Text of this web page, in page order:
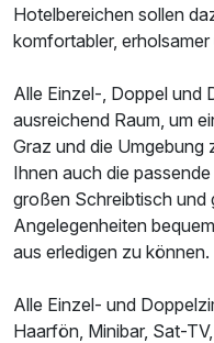
Ausstattung
Zusatznächte
Für 2 Tage
Hotelbereichen sollen
komfortabler,
Alle Einzel-, Doppel und
ausreichend Raum, um
Graz und die Umgebung
Ihnen auch die
großen Schreibtisch und
Angelegenheiten
aus erledigen zu können.
Alle Einzel- und
Haarfön, Minibar, Sat-